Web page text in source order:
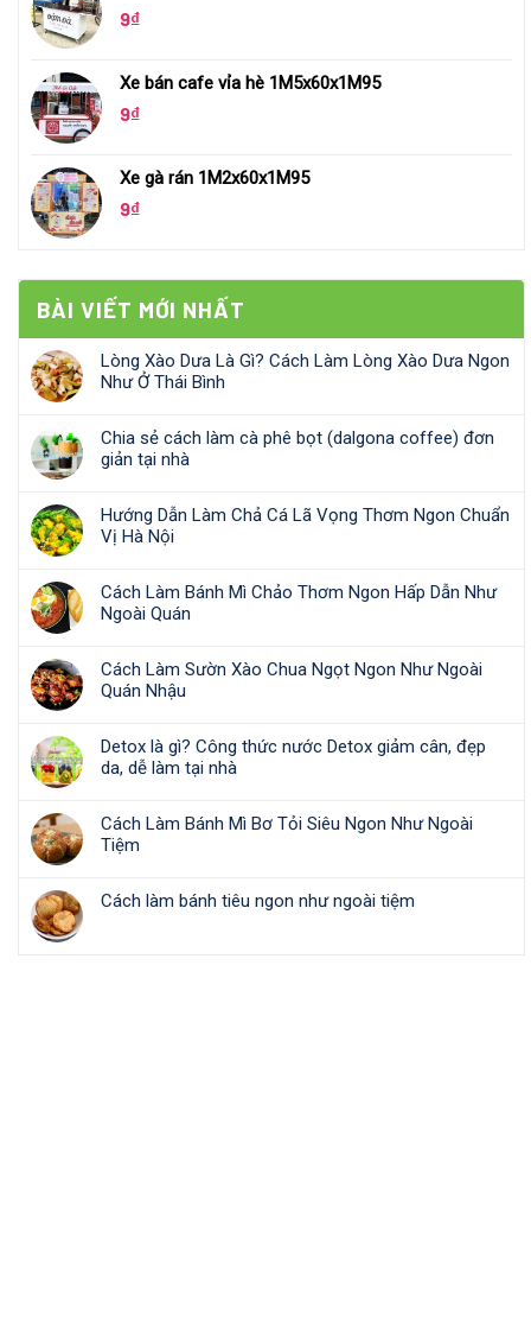
9₫
Xe bán cafe vỉa hè 1M5x60x1M95
9₫
Xe gà rán 1M2x60x1M95
9₫
BÀI VIẾT MỚI NHẤT
Lòng Xào Dưa Là Gì? Cách Làm Lòng Xào Dưa Ngon
Như Ở Thái Bình
Chia sẻ cách làm cà phê bọt (dalgona coffee) đơn
giản tại nhà
Hướng Dẫn Làm Chả Cá Lã Vọng Thơm Ngon Chuẩn
Vị Hà Nội
Cách Làm Bánh Mì Chảo Thơm Ngon Hấp Dẫn Như
Ngoài Quán
Cách Làm Sườn Xào Chua Ngọt Ngon Như Ngoài
Quán Nhậu
Detox là gì? Công thức nước Detox giảm cân, đẹp
da, dễ làm tại nhà
Cách Làm Bánh Mì Bơ Tỏi Siêu Ngon Như Ngoài
Tiệm
Cách làm bánh tiêu ngon như ngoài tiệm